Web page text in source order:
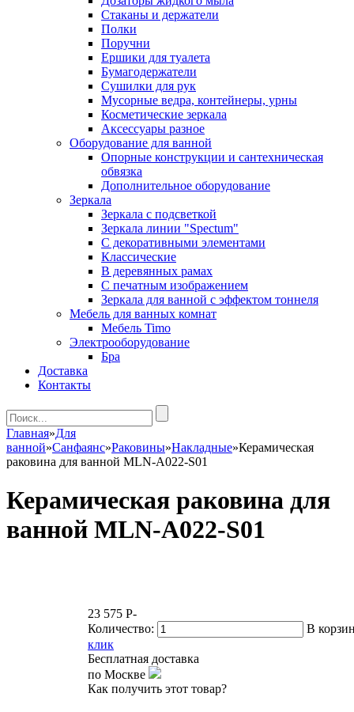
Стаканы и держатели
Полки
Поручни
Ершики для туалета
Бумагодержатели
Сушилки для рук
Мусорные ведра, контейнеры, урны
Косметические зеркала
Аксессуары разное
Оборудование для ванной
Опорные конструкции и сантехническая
обвязка
Дополнительное оборудование
Зеркала
Зеркала с подсветкой
Зеркала линии "Spectum"
С декоративными элементами
Классические
В деревянных рамах
С печатным изображением
Зеркала для ванной с эффектом тоннеля
Мебель для ванных комнат
Мебель Timo
Электрооборудование
Бра
Доставка
Контакты
Главная»Для
ванной»Санфаянс»Раковины»Накладные»Керамическая
раковина для ванной MLN-A022-S01
Керамическая раковина для
ванной MLN-A022-S01
23 575 P-
Количество:
В
клик
Бесплатная доставка
по Москве
Как получить этот товар?